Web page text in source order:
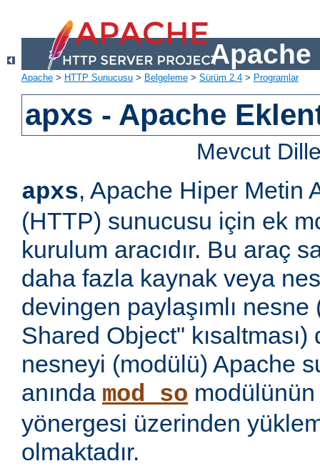
Apache
Apache > HTTP Sunucusu > Belgeleme > Sürüm 2.4 > Programlar
apxs - Apache
Mevcut
apxs, Apache Hiper Metin
(HTTP) sunucusu için ek
kurulum aracıdır. Bu araç
daha fazla kaynak veya
devingen paylaşımlı
Shared Object"
nesneyi (modülü) Apache
anında mod_so
yönergesi üzerinden
olmaktadır.